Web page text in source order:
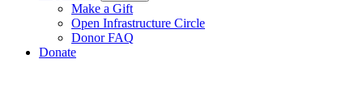
Make a Gift
Open Infrastructure Circle
Donor FAQ
Donate